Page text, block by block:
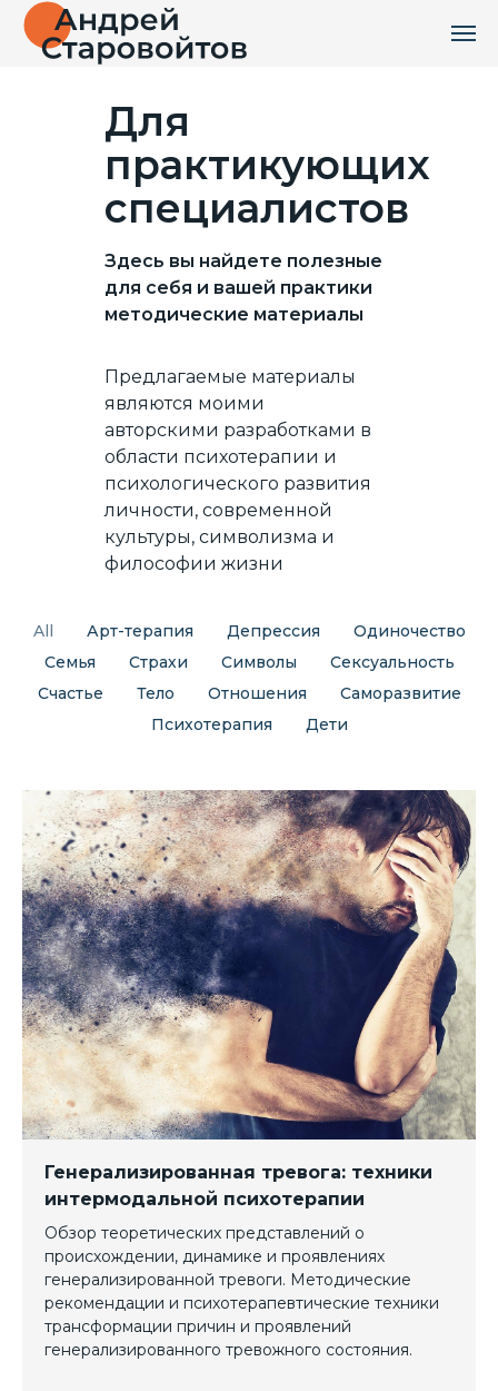
Для
практикующих
специалистов
Предлагаемые материалы
являются моими
авторскими разработками в
области психотерапии и
психологического развития
личности, современной
культуры, символизма и
философии жизни
Здесь вы найдете полезные
для себя и вашей практики
методические материалы
All Арт-терапия Депрессия
Одиночество
Семья
Страхи Символы
Сексуальность
Счастье
Тело Отношения
Саморазвитие
Психотерапия
Дети
Генерализированная тревога: техники
интермодальной психотерапии
Обзор теоретических представлений о
происхождении, динамике и проявлениях
генерализированной тревоги. Методические
рекомендации и психотерапевтические техники
трансформации причин и проявлений
генерализированного тревожного состояния.